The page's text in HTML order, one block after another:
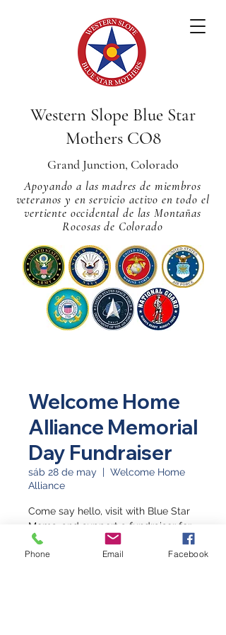
Western Slope Blue Star
Mothers CO8
Grand Junction, Colorado
Apoyando a las madres de miembros
veteranos y en servicio activo en todo el
vertiente occidental de las Montañas
Rocosas de Colorado
Welcome Home
Alliance Memorial
Day Fundraiser
sáb 28 de may
  |
Welcome Home
Alliance
Come say hello, visit with Blue Star
Moms, and support a fundraiser for
a Welcome Home Alliance!
Phone Email Facebook